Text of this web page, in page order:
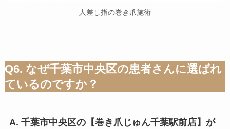
人差し指の巻き爪施術
Q6. なぜ千葉市中央区の患者さんに選ばれ
ているのですか？
A. 千葉市中央区の【巻き爪じゅん千葉駅前店】が